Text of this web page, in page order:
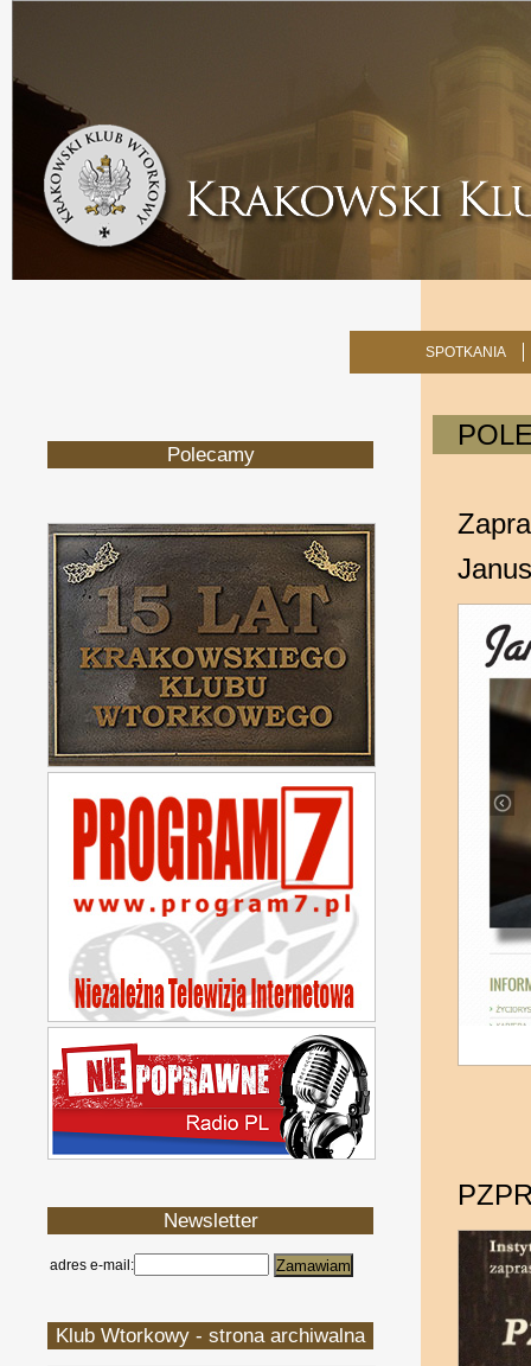
SPOTKANIA
Polecamy
Newsletter
adres e-mail:
Klub Wtorkowy - strona archiwalna